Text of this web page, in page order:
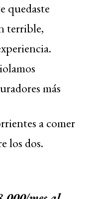
quedaste
terrible,
más
a comer
los dos.